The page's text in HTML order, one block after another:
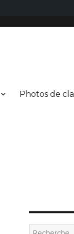
Photos de
Recherche